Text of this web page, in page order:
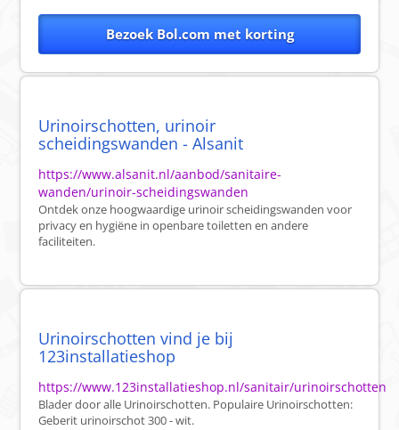
Bezoek Bol.com met korting
Urinoirschotten, urinoir
scheidingswanden - Alsanit
https://www.alsanit.nl/aanbod/sanitaire-
wanden/urinoir-scheidingswanden
Ontdek onze hoogwaardige urinoir scheidingswanden voor
privacy en hygiëne in openbare toiletten en andere
faciliteiten.
Urinoirschotten vind je bij
123installatieshop
https://www.123installatieshop.nl/sanitair/urinoirschotten
Blader door alle Urinoirschotten. Populaire Urinoirschotten:
Geberit urinoirschot 300 - wit.